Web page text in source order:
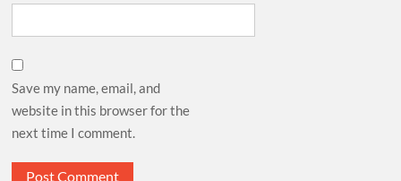
Save my name, email, and
website in this browser for the
next time I comment.